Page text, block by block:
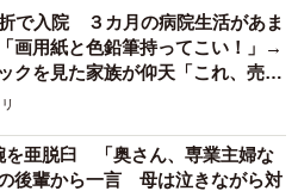
います。
題がたくさん出ますからそれ
、家庭教師に勉強を見てもら
ます。家庭教師をお願いする
らうため、あるいは、授業に
で入院 ３カ月の病院生活があま
画用紙と色鉛筆持ってこい！」→
クを見た家族が仰天「これ、売れ
を亜脱臼 「奥さん、専業主婦な
後輩から一言 母は泣きながら対